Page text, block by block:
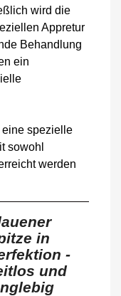
wird die
Appretur
Behandlung
ein
eine spezielle
sowohl
werden
in
-
und